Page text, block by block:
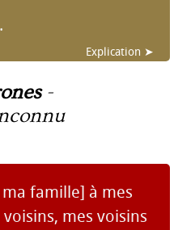
Explication ➤
-
famille] à mes
mes voisins